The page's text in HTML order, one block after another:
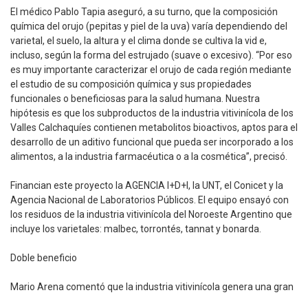
El médico Pablo Tapia aseguró, a su turno, que la composición
química del orujo (pepitas y piel de la uva) varía dependiendo del
varietal, el suelo, la altura y el clima donde se cultiva la vid e,
incluso, según la forma del estrujado (suave o excesivo). “Por eso
es muy importante caracterizar el orujo de cada región mediante
el estudio de su composición química y sus propiedades
funcionales o beneficiosas para la salud humana. Nuestra
hipótesis es que los subproductos de la industria vitivinícola de los
Valles Calchaquíes contienen metabolitos bioactivos, aptos para el
desarrollo de un aditivo funcional que pueda ser incorporado a los
alimentos, a la industria farmacéutica o a la cosmética”, precisó.
Financian este proyecto la AGENCIA I+D+I, la UNT, el Conicet y la
Agencia Nacional de Laboratorios Públicos. El equipo ensayó con
los residuos de la industria vitivinícola del Noroeste Argentino que
incluye los varietales: malbec, torrontés, tannat y bonarda.
Doble beneficio
Mario Arena comentó que la industria vitivinícola genera una gran